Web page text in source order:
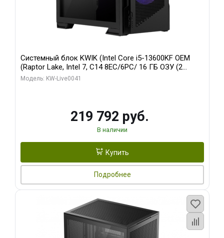
Системный блок KWIK (Intel Core i5-13600KF OEM
(Raptor Lake, Intel 7, C14 8EC/6PC/ 16 ГБ ОЗУ (2
модуля)/ Palit RTX5080 GAMINGPRO OC 16GB GDDR7
Модель: KW-Live0041
219 792 руб.
В наличии
Купить
Подробнее